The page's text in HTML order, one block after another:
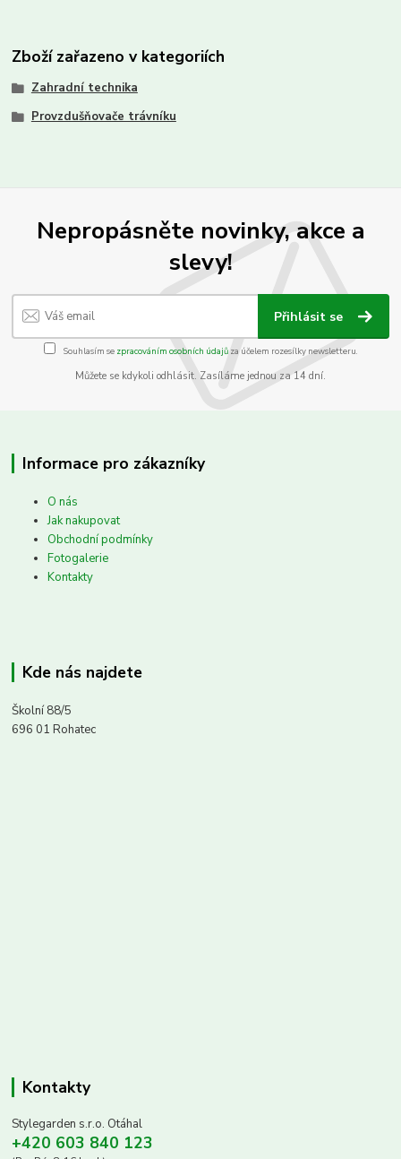
Zboží zařazeno v kategoriích
Zahradní technika
Provzdušňovače trávníku
Nepropásněte novinky, akce a
slevy!
Přihlásit se
Souhlasím se zpracováním osobních údajůza účelem rozesílky newsletteru.
Můžete se kdykoli odhlásit. Zasíláme jednou za 14 dní.
Informace pro zákazníky
O nás
Jak nakupovat
Obchodní podmínky
Fotogalerie
Kontakty
Kde nás najdete
Školní 88/5
696 01 Rohatec
Kontakty
Stylegarden s.r.o. Otáhal
+420 603 840 123